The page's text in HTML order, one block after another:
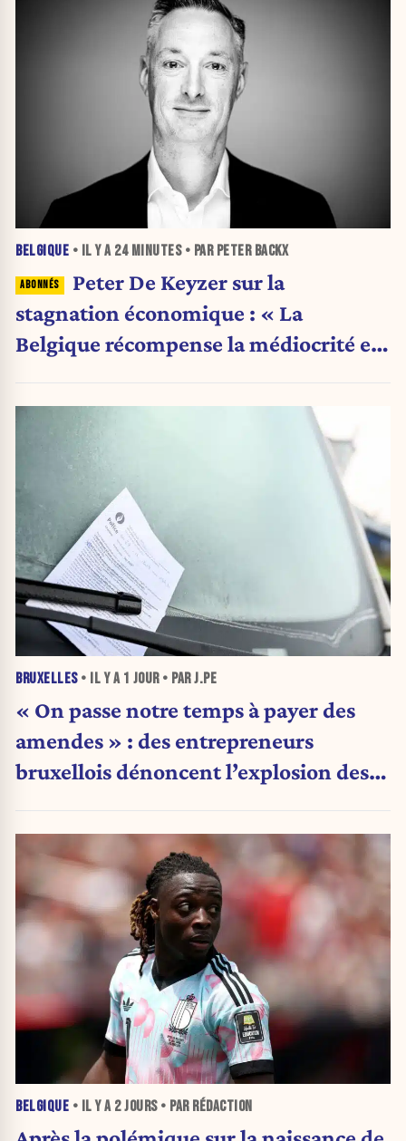
BELGIQUE • IL Y A 24 MINUTES• PAR PETER BACKX
Peter De Keyzer sur la
stagnation économique : « La
Belgique récompense la médiocrité et
BRUXELLES• IL Y A 1 JOUR• PAR J.PE
« On passe notre temps à payer des
amendes » : des entrepreneurs
bruxellois dénoncent l’explosion des
BELGIQUE • IL Y A 2 JOURS• PAR RÉDACTION